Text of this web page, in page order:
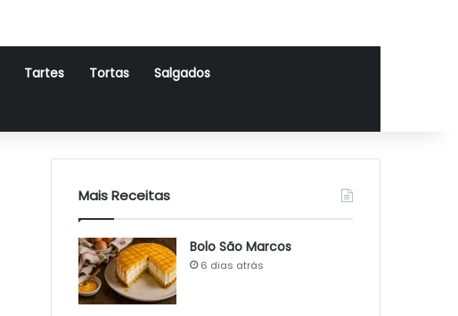
Tartes Tortas Salgados
Mais Receitas
Bolo São Marcos
6 dias atrás